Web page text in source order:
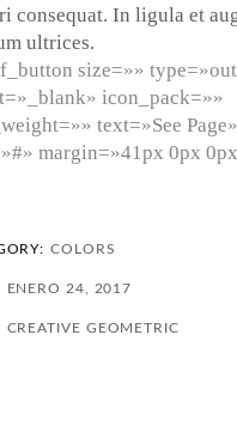
consequat. In ligula et
ultrices.
size=»»
icon_pack=»»
text=»See Page»
margin=»41px 0px
COLORS
ENERO 24, 2017
CREATIVE GEOMETRIC